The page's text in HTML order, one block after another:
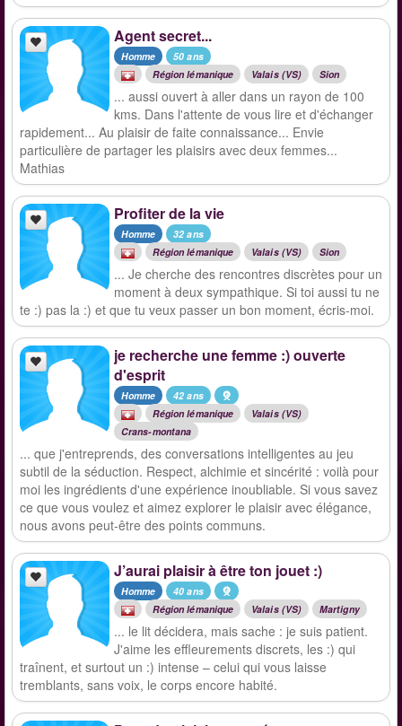
Agent secret...
Homme
50 ans
Région lémanique
Valais (VS) Sion
... aussi ouvert à aller dans un rayon de 100
kms. Dans l'attente de vous lire et d'échanger
rapidement... Au plaisir de faite connaissance... Envie
particulière de partager les plaisirs avec deux femmes...
Mathias
Profiter de la vie
Homme
32 ans
Région lémanique
Valais (VS) Sion
... Je cherche des rencontres discrètes pour un
moment à deux sympathique. Si toi aussi tu ne
te :) pas la :) et que tu veux passer un bon moment, écris-moi.
je recherche une femme :) ouverte
d'esprit
Homme
42 ans
Région lémanique
Valais (VS)
Crans-montana
... que j'entreprends, des conversations intelligentes au jeu
subtil de la séduction. Respect, alchimie et sincérité : voilà pour
moi les ingrédients d'une expérience inoubliable. Si vous savez
ce que vous voulez et aimez explorer le plaisir avec élégance,
nous avons peut-être des points communs.
J’aurai plaisir à être ton jouet :)
Homme
40 ans
Région lémanique
Valais (VS) Martigny
... le lit décidera, mais sache : je suis patient.
J'aime les effleurements discrets, les :) qui
traînent, et surtout un :) intense – celui qui vous laisse
tremblants, sans voix, le corps encore habité.